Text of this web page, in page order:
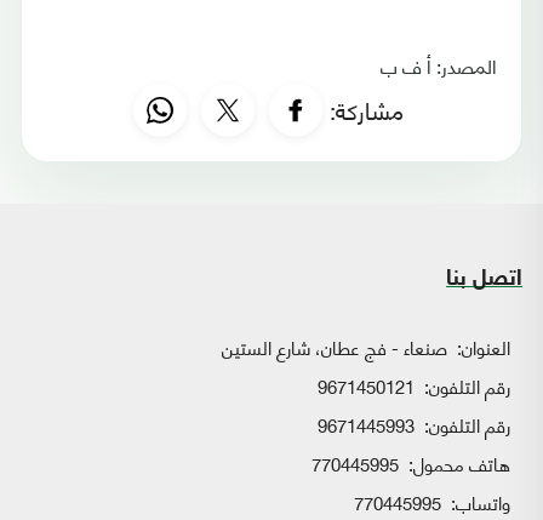
المصدر: أ ف ب
مشاركة:
اتصل بنا
العنوان: صنعاء - فج عطان، شارع الستين
رقم التلفون: 9671450121
رقم التلفون: 9671445993
هاتف محمول: 770445995
واتساب: